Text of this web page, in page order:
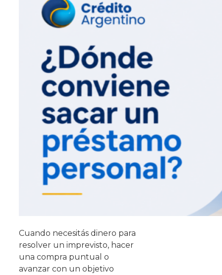
Cuando necesitás dinero para
resolver un imprevisto, hacer
una compra puntual o
avanzar con un objetivo